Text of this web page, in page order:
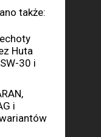
także:
Huta
30 i
i